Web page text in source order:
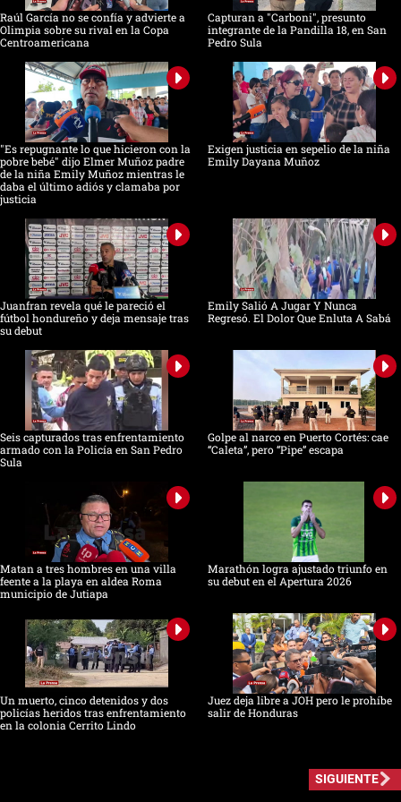
Raúl García no se confía y advierte a
Olimpia sobre su rival en la Copa
Centroamericana
Capturan a "Carboni", presunto
integrante de la Pandilla 18, en San
Pedro Sula
"Es repugnante lo que hicieron con la
pobre bebé" dijo Elmer Muñoz padre
de la niña Emily Muñoz mientras le
daba el último adiós y clamaba por
justicia
Exigen justicia en sepelio de la niña
Emily Dayana Muñoz
Juanfran revela qué le pareció el
fútbol hondureño y deja mensaje tras
su debut
Emily Salió A Jugar Y Nunca
Regresó. El Dolor Que Enluta A Sabá
Seis capturados tras enfrentamiento
armado con la Policía en San Pedro
Sula
Golpe al narco en Puerto Cortés: cae
“Caleta”, pero “Pipe” escapa
Matan a tres hombres en una villa
feente a la playa en aldea Roma
municipio de Jutiapa
Marathón logra ajustado triunfo en
su debut en el Apertura 2026
Un muerto, cinco detenidos y dos
policías heridos tras enfrentamiento
en la colonia Cerrito Lindo
Juez deja libre a JOH pero le prohíbe
salir de Honduras
SIGUIENTE